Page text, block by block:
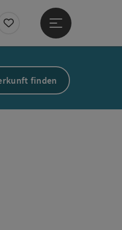
Wetter Linz, wolkig
Merkzettel
Hauptmenü öffnen
finden